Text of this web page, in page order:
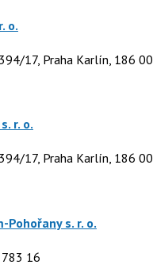
o.
17, Praha Karlín, 186 00
r. o.
17, Praha Karlín, 186 00
Pohořany s. r. o.
16